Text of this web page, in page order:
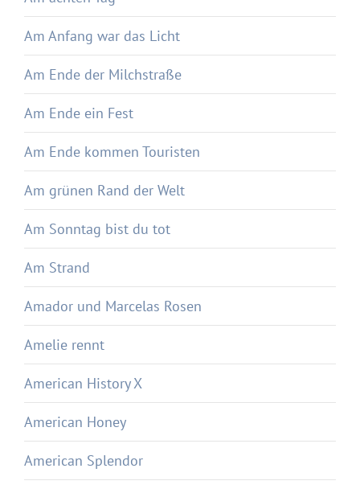
Am Anfang war das Licht
Am Ende der Milchstraße
Am Ende ein Fest
Am Ende kommen Touristen
Am grünen Rand der Welt
Am Sonntag bist du tot
Am Strand
Amador und Marcelas Rosen
Amelie rennt
American History X
American Honey
American Splendor